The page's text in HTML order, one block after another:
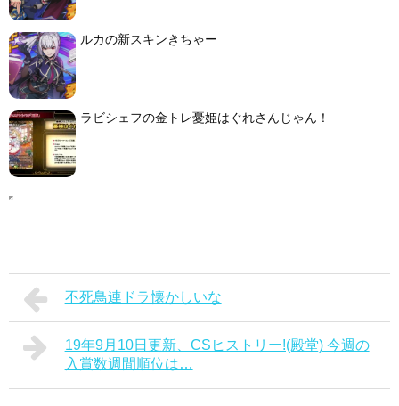
ルカの新スキンきちゃー
ラビシェフの金トレ憂姫はぐれさんじゃん！
不死鳥連ドラ懐かしいな
19年9月10日更新、CSヒストリー!(殿堂) 今週の
入賞数週間順位は…